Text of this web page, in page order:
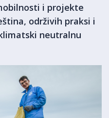
i projekte
održivih praksi i
neutralnu